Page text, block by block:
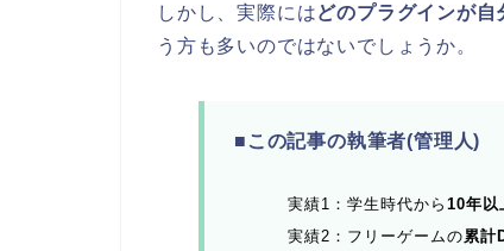
しかし、実際にはどのプラグインが
う方も多いのではないでしょうか。
■この記事の執筆者(管理人)
実績1：学生時代から 10年以
実績2：フリーゲームの累計